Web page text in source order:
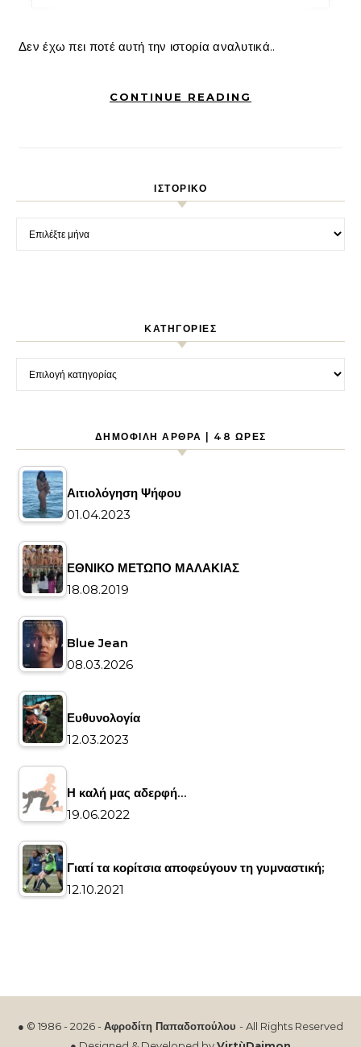
Δεν έχω πει ποτέ αυτή την ιστορία αναλυτικά..
CONTINUE READING
ΙΣΤΟΡΙΚΌ
Ιστορικό
KΑΤΗΓΟΡΊΕΣ
Kατηγορίες
ΔΗΜΟΦΙΛΉ ΆΡΘΡΑ | 48 ΏΡΕΣ
Αιτιολόγηση Ψήφου
01.04.2023
ΕΘΝΙΚΟ ΜΕΤΩΠΟ ΜΑΛΑΚΙΑΣ
18.08.2019
Blue Jean
08.03.2026
Ευθυνολογία
12.03.2023
Η καλή μας αδερφή…
19.06.2022
Γιατί τα κορίτσια αποφεύγουν τη γυμναστική;
12.10.2021
● © 1986 - 2026 -Αφροδίτη Παπαδοπούλου - All Rights Reserved